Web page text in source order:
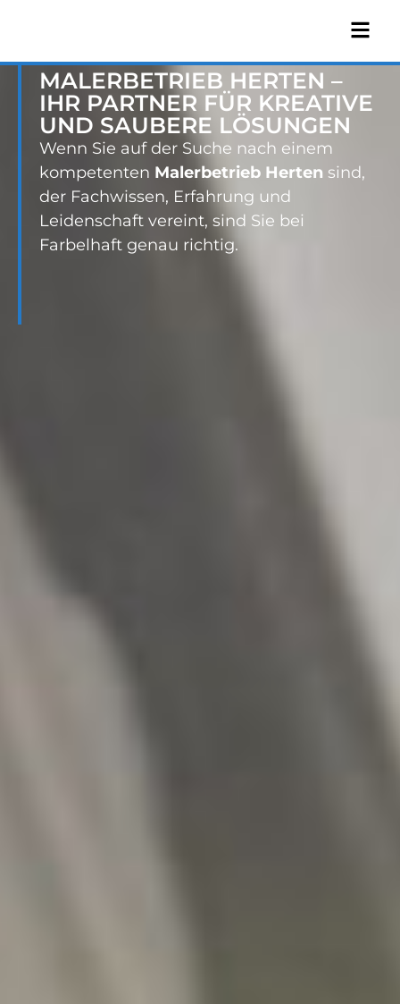
MALERBETRIEB HERTEN –
IHR PARTNER FÜR KREATIVE
UND SAUBERE LÖSUNGEN
Wenn Sie auf der Suche nach einem
kompetenten Malerbetrieb Herten sind,
der Fachwissen, Erfahrung und
Leidenschaft vereint, sind Sie bei
Farbelhaft genau richtig.